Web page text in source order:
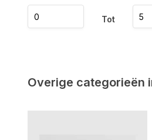
Tot
Overige categorieën